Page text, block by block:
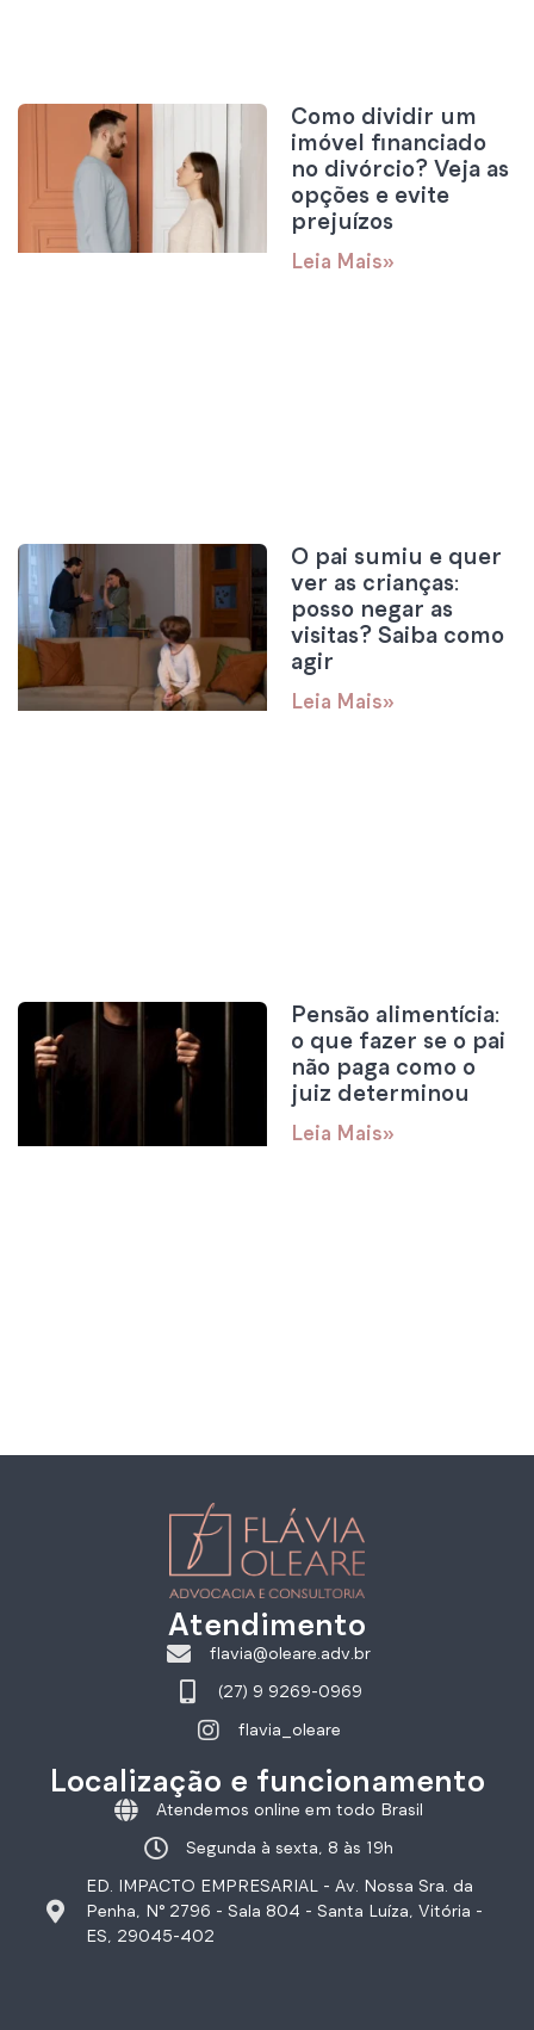
Como dividir um
imóvel financiado
no divórcio? Veja as
opções e evite
prejuízos
Leia Mais»
O pai sumiu e quer
ver as crianças:
posso negar as
visitas? Saiba como
agir
Leia Mais»
Pensão alimentícia:
o que fazer se o pai
não paga como o
juiz determinou
Leia Mais»
Atendimento
flavia@oleare.adv.br
(27) 9 9269-0969
flavia_oleare
Localização e funcionamento
Atendemos online em todo Brasil
Segunda à sexta, 8 às 19h
ED. IMPACTO EMPRESARIAL - Av. Nossa Sra. da
Penha, N° 2796 - Sala 804 - Santa Luíza, Vitória -
ES, 29045-402